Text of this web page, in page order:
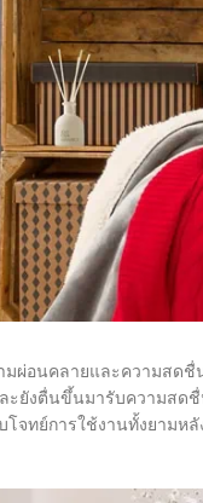
ผ่อนคลายและความสด
ยังตื่นขึ้นมารับความสด
จทย์การใช้งานทั้งยามห